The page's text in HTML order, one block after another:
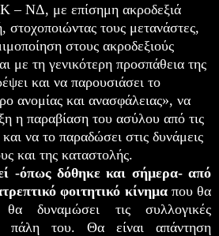
– ΝΔ, με επίσημη ακροδεξιά
στοχοποιώντας τους μετανάστες,
στους ακροδεξιούς
με τη γενικότερη προσπάθεια της
και να παρουσιάσει το
ανομίας και ανασφάλειας», να
η παραβίαση του ασύλου από τις
να το παραδώσει στις δυνάμεις
και της καταστολής.
-όπως δόθηκε και σήμερα- από
φοιτητικό κίνημαπου θα
θα δυναμώσει τις συλλογικές
πάλη του. Θα είναι απάντηση